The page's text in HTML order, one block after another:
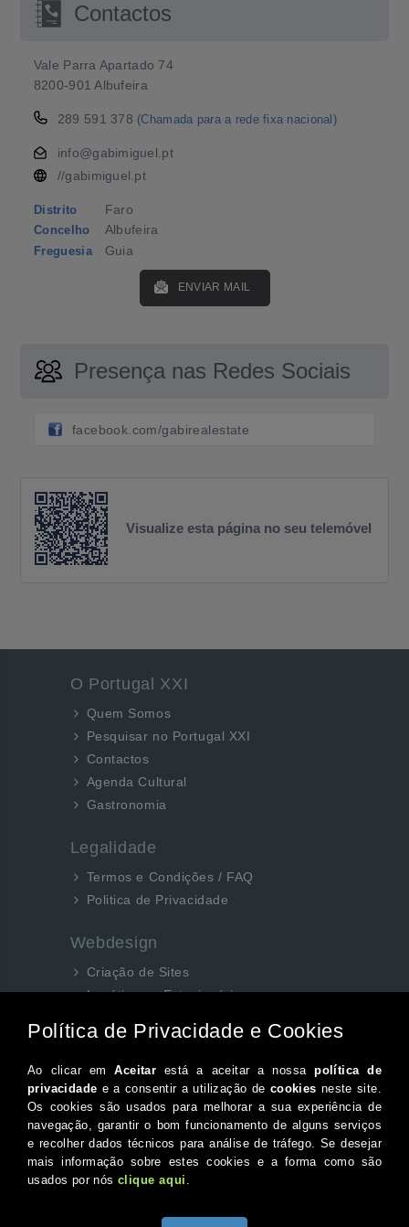
Contactos
Vale Parra Apartado 74
8200-901 Albufeira
289 591 378 (Chamada para a rede fixa nacional)
info@gabimiguel.pt
//gabimiguel.pt
Distrito Faro
Concelho Albufeira
Freguesia Guia
ENVIAR MAIL
Presença nas Redes Sociais
facebook.com/gabirealestate
Visualize esta página no seu telemóvel
O Portugal XXI
Quem Somos
Pesquisar no Portugal XXI
Contactos
Agenda Cultural
Gastronomia
Legalidade
Termos e Condições / FAQ
Politica de Privacidade
Webdesign
Criação de Sites
Logótipos e Estacionários
Siga-nos aqui...
Facebook
Instagram
Twitter
Canal do Youtube
© 2026 Portugal XXI Todos os direitos reservados.